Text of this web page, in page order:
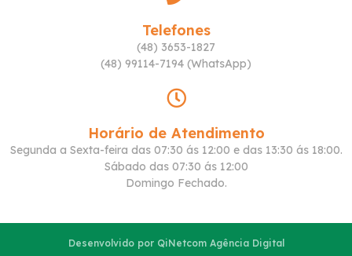
Telefones
(48) 3653-1827
(48) 99114-7194 (WhatsApp)
Horário de Atendimento
Segunda a Sexta-feira das 07:30 ás 12:00 e das 13:30 ás 18:00.
Sábado das 07:30 ás 12:00
Domingo Fechado.
Desenvolvido por QiNetcom Agência Digital